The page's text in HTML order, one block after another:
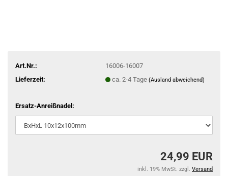
Art.Nr.:
16006-16007
Lieferzeit:
ca. 2-4 Tage (Ausland abweichend)
Ersatz-Anreißnadel:
24,99 EUR
inkl. 19% MwSt. zzgl. Versand